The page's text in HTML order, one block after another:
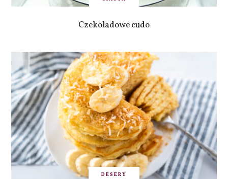
Czekoladowe cudo
DESERY